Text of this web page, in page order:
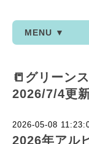
MENU ▼
📒グリーン
2026/7/4更
2026-05-08
2026年アル